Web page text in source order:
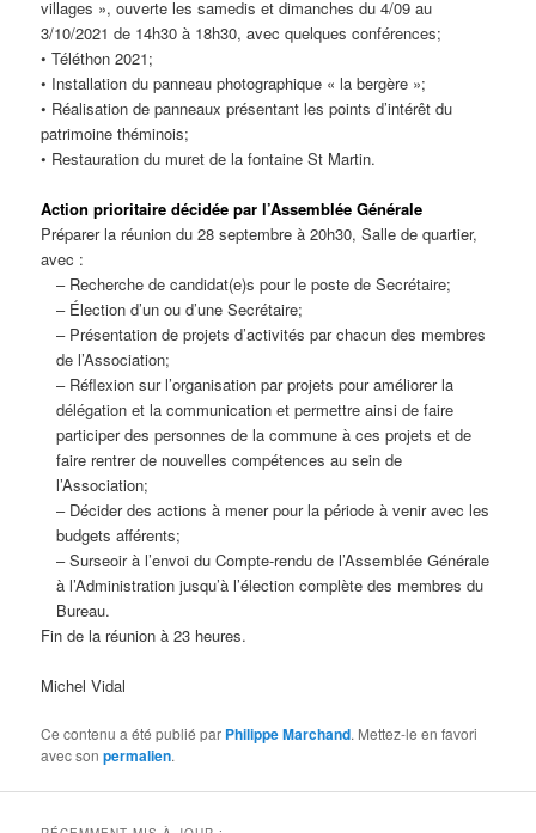
villages », ouverte les samedis et dimanches du 4/09 au
3/10/2021 de 14h30 à 18h30, avec quelques conférences;
• Téléthon 2021;
• Installation du panneau photographique « la bergère »;
• Réalisation de panneaux présentant les points d’intérêt du
patrimoine théminois;
• Restauration du muret de la fontaine St Martin.
Action prioritaire décidée par l’Assemblée Générale
Préparer la réunion du 28 septembre à 20h30, Salle de quartier,
avec :
– Recherche de candidat(e)s pour le poste de Secrétaire;
– Élection d’un ou d’une Secrétaire;
– Présentation de projets d’activités par chacun des membres
de l’Association;
– Réflexion sur l’organisation par projets pour améliorer la
délégation et la communication et permettre ainsi de faire
participer des personnes de la commune à ces projets et de
faire rentrer de nouvelles compétences au sein de
l’Association;
– Décider des actions à mener pour la période à venir avec les
budgets afférents;
– Surseoir à l’envoi du Compte-rendu de l’Assemblée Générale
à l’Administration jusqu’à l’élection complète des membres du
Bureau.
Fin de la réunion à 23 heures.
Michel Vidal
Ce contenu a été publié par Philippe Marchand. Mettez-le en favori
avec sonpermalien.